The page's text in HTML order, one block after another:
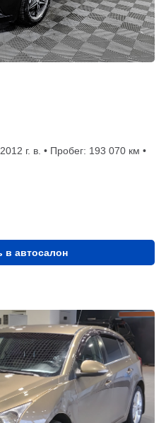
г. в. • Пробег: 193 070 км •
в автосалон